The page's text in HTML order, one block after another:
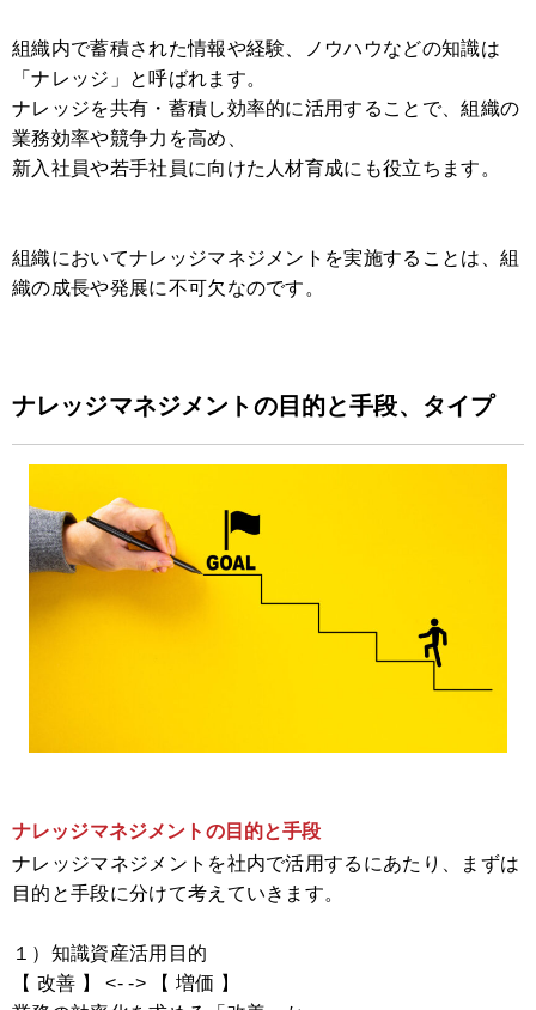
組織内で蓄積された情報や経験、ノウハウなどの知識は
「ナレッジ」と呼ばれます。
ナレッジを共有・蓄積し効率的に活用することで、組織の
業務効率や競争力を高め、
新入社員や若手社員に向けた人材育成にも役立ちます。
組織においてナレッジマネジメントを実施することは、組
織の成長や発展に不可欠なのです。
ナレッジマネジメントの目的と手段、タイプ
ナレッジマネジメントの目的と手段
ナレッジマネジメントを社内で活用するにあたり、まずは
目的と手段に分けて考えていきます。
１）知識資産活用目的
【 改善 】 <- -> 【 増価 】